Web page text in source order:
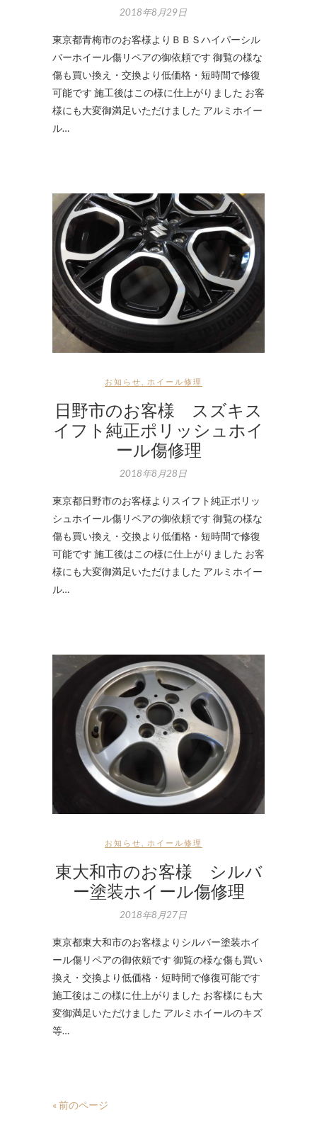
2018年8月29日
東京都青梅市のお客様よりＢＢＳハイパーシル
バーホイール傷リペアの御依頼です 御覧の様な
傷も買い換え・交換より低価格・短時間で修復
可能です 施工後はこの様に仕上がりました お客
様にも大変御満足いただけました アルミホイー
ル…
お知らせ ホイール修理
日野市のお客様 スズキス
イフト純正ポリッシュホイ
ール傷修理
2018年8月28日
東京都日野市のお客様よりスイフト純正ポリッ
シュホイール傷リペアの御依頼です 御覧の様な
傷も買い換え・交換より低価格・短時間で修復
可能です 施工後はこの様に仕上がりました お客
様にも大変御満足いただけました アルミホイー
ル…
お知らせ ホイール修理
東大和市のお客様 シルバ
ー塗装ホイール傷修理
2018年8月27日
東京都東大和市のお客様よりシルバー塗装ホイ
ール傷リペアの御依頼です 御覧の様な傷も買い
換え・交換より低価格・短時間で修復可能です
施工後はこの様に仕上がりました お客様にも大
変御満足いただけました アルミホイールのキズ
等…
« 前のページ